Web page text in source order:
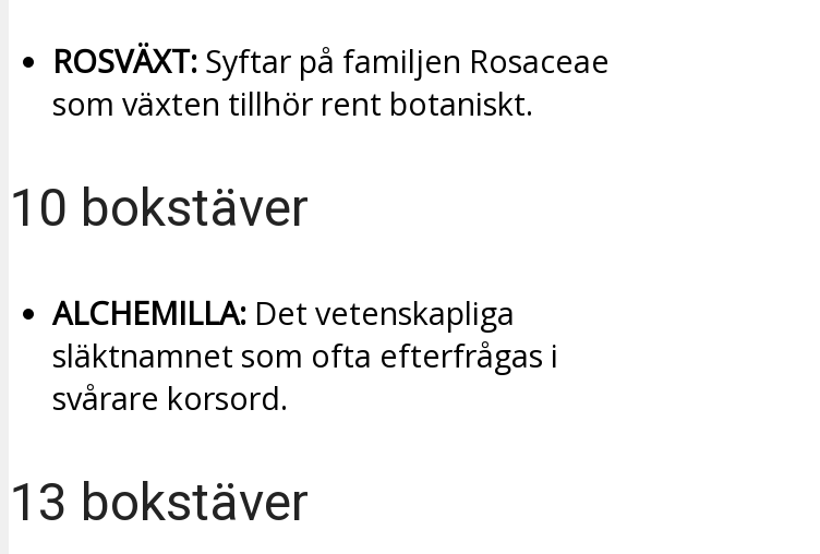
ROSVÄXT: Syftar på familjen Rosaceae
som växten tillhör rent botaniskt.
10 bokstäver
ALCHEMILLA: Det vetenskapliga
släktnamnet som ofta efterfrågas i
svårare korsord.
13 bokstäver